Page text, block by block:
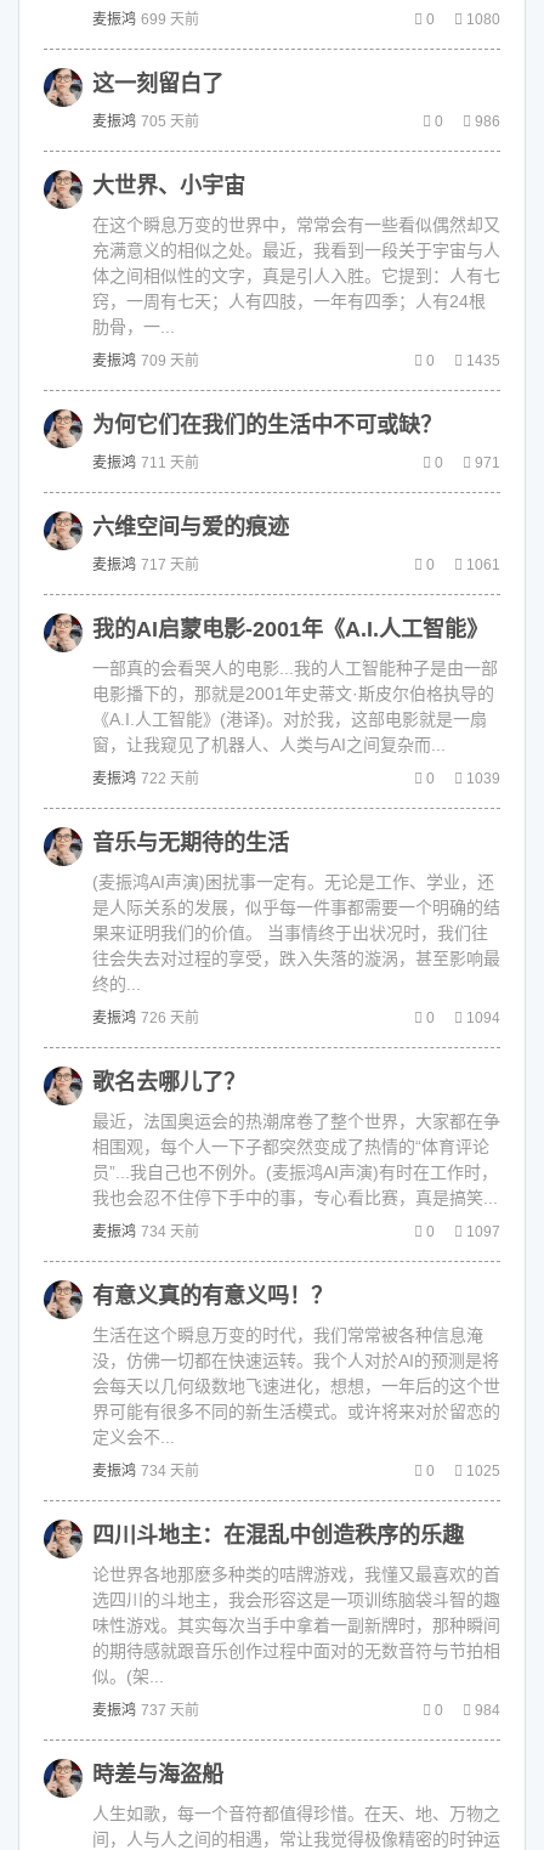
麦振鸿 699 天前 0 1080
这一刻留白了
麦振鸿 705 天前 0 986
大世界、小宇宙
在这个瞬息万变的世界中，常常会有一些看似偶然却又
充满意义的相似之处。最近，我看到一段关于宇宙与人
体之间相似性的文字，真是引人入胜。它提到：人有七
窍，一周有七天；人有四肢，一年有四季；人有24根
肋骨，一...
麦振鸿 709 天前 0 1435
为何它们在我们的生活中不可或缺？
麦振鸿 711 天前 0 971
六维空间与爱的痕迹
麦振鸿 717 天前 0 1061
我的AI启蒙电影-2001年《A.I.人工智能》
一部真的会看哭人的电影...我的人工智能种子是由一部
电影播下的，那就是2001年史蒂文·斯皮尔伯格执导的
《A.I.人工智能》(港译)。对於我，这部电影就是一扇
窗，让我窥见了机器人、人类与AI之间复杂而...
麦振鸿 722 天前 0 1039
音乐与无期待的生活
(麦振鸿AI声演)困扰事一定有。无论是工作、学业，还
是人际关系的发展，似乎每一件事都需要一个明确的结
果来证明我们的价值。 当事情终于出状况时，我们往
往会失去对过程的享受，跌入失落的漩涡，甚至影响最
终的...
麦振鸿 726 天前 0 1094
歌名去哪儿了？
最近，法国奥运会的热潮席卷了整个世界，大家都在争
相围观，每个人一下子都突然变成了热情的“体育评论
员”...我自己也不例外。(麦振鸿AI声演)有时在工作时，
我也会忍不住停下手中的事，专心看比赛，真是搞笑...
麦振鸿 734 天前 0 1097
有意义真的有意义吗！？
生活在这个瞬息万变的时代，我们常常被各种信息淹
没，仿佛一切都在快速运转。我个人对於AI的预测是将
会每天以几何级数地飞速进化，想想，一年后的这个世
界可能有很多不同的新生活模式。或许将来对於留恋的
定义会不...
麦振鸿 734 天前 0 1025
四川斗地主：在混乱中创造秩序的乐趣
论世界各地那麽多种类的咭牌游戏，我懂又最喜欢的首
选四川的斗地主，我会形容这是一项训练脑袋斗智的趣
味性游戏。其实每次当手中拿着一副新牌时，那种瞬间
的期待感就跟音乐创作过程中面对的无数音符与节拍相
似。(架...
麦振鸿 737 天前 0 984
時差与海盗船
人生如歌，每一个音符都值得珍惜。在天、地、万物之
间，人与人之间的相遇，常让我觉得极像精密的时钟运